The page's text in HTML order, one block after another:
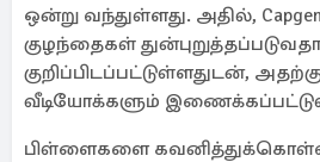
ஒன்று வந்துள்ளது. அதில்,
குழந்தைகள்
குறிப்பிடப்பட்டுள்ளதுடன்,
வீடியோக்களும்
பிள்ளைகளை